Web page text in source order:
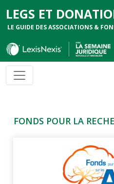
LEGS ET
LE GUIDE DES ASSOCIATIONS &
FONDS POUR LA